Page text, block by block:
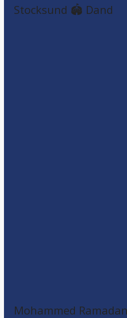
Stocksund 🏟️ Dand
Mohammed